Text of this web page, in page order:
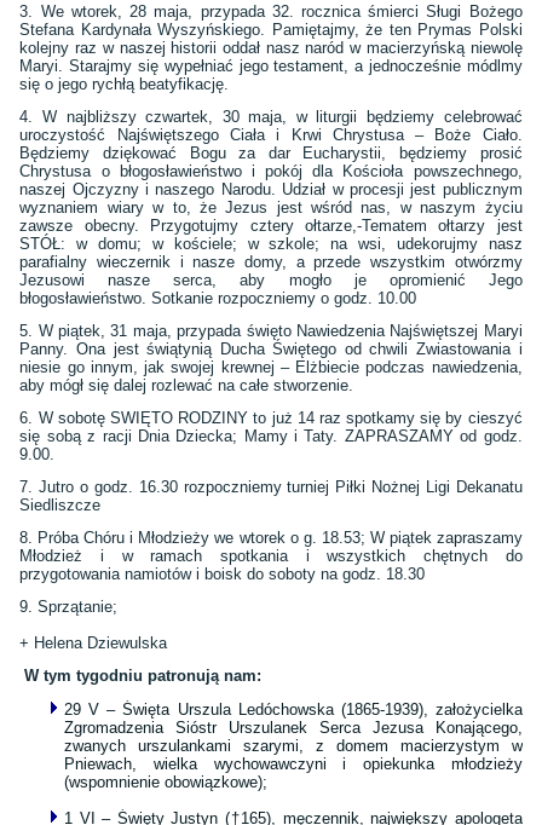
3. We wtorek, 28 maja, przypada 32. rocznica śmierci Sługi Bożego
Stefana Kardynała Wyszyńskiego. Pamiętajmy, że ten Prymas Polski
kolejny raz w naszej historii oddał nasz naród w macierzyńską niewolę
Maryi. Starajmy się wypełniać jego testament, a jednocześnie módlmy
się o jego rychłą beatyfikację.
4. W najbliższy czwartek, 30 maja, w liturgii będziemy celebrować
uroczystość Najświętszego Ciała i Krwi Chrystusa – Boże Ciało.
Będziemy dziękować Bogu za dar Eucharystii, będziemy prosić
Chrystusa o błogosławieństwo i pokój dla Kościoła powszechnego,
naszej Ojczyzny i naszego Narodu. Udział w procesji jest publicznym
wyznaniem wiary w to, że Jezus jest wśród nas, w naszym życiu
zawsze obecny. Przygotujmy cztery ołtarze,-Tematem ołtarzy jest
STÓŁ: w domu; w kościele; w szkole; na wsi, udekorujmy nasz
parafialny wieczernik i nasze domy, a przede wszystkim otwórzmy
Jezusowi nasze serca, aby mogło je opromienić Jego
błogosławieństwo. Sotkanie rozpoczniemy o godz. 10.00
5. W piątek, 31 maja, przypada święto Nawiedzenia Najświętszej Maryi
Panny. Ona jest świątynią Ducha Świętego od chwili Zwiastowania i
niesie go innym, jak swojej krewnej – Elżbiecie podczas nawiedzenia,
aby mógł się dalej rozlewać na całe stworzenie.
6. W sobotę SWIĘTO RODZINY to już 14 raz spotkamy się by cieszyć
się sobą z racji Dnia Dziecka; Mamy i Taty. ZAPRASZAMY od godz.
9.00.
7. Jutro o godz. 16.30 rozpoczniemy turniej Piłki Nożnej Ligi Dekanatu
Siedliszcze
8. Próba Chóru i Młodzieży we wtorek o g. 18.53; W piątek zapraszamy
Młodzież i w ramach spotkania i wszystkich chętnych do
przygotowania namiotów i boisk do soboty na godz. 18.30
9. Sprzątanie;
+ Helena Dziewulska
W tym tygodniu patronują nam:
29 V – Święta Urszula Ledóchowska (1865-1939), założycielka
Zgromadzenia Sióstr Urszulanek Serca Jezusa Konającego,
zwanych urszulankami szarymi, z domem macierzystym w
Pniewach, wielka wychowawczyni i opiekunka młodzieży
(wspomnienie obowiązkowe);
1 VI – Święty Justyn (†165), męczennik, największy apologeta